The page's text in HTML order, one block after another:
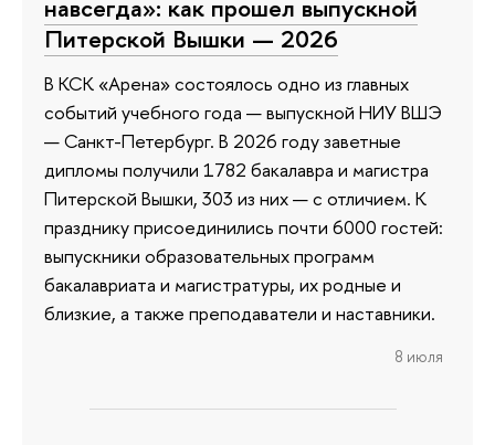
навсегда»: как прошел выпускной
Питерской Вышки — 2026
В КСК «Арена» состоялось одно из главных
событий учебного года — выпускной НИУ ВШЭ
— Санкт-Петербург. В 2026 году заветные
дипломы получили 1782 бакалавра и магистра
Питерской Вышки, 303 из них — с отличием. К
празднику присоединились почти 6000 гостей:
выпускники образовательных программ
бакалавриата и магистратуры, их родные и
близкие, а также преподаватели и наставники.
8 июля